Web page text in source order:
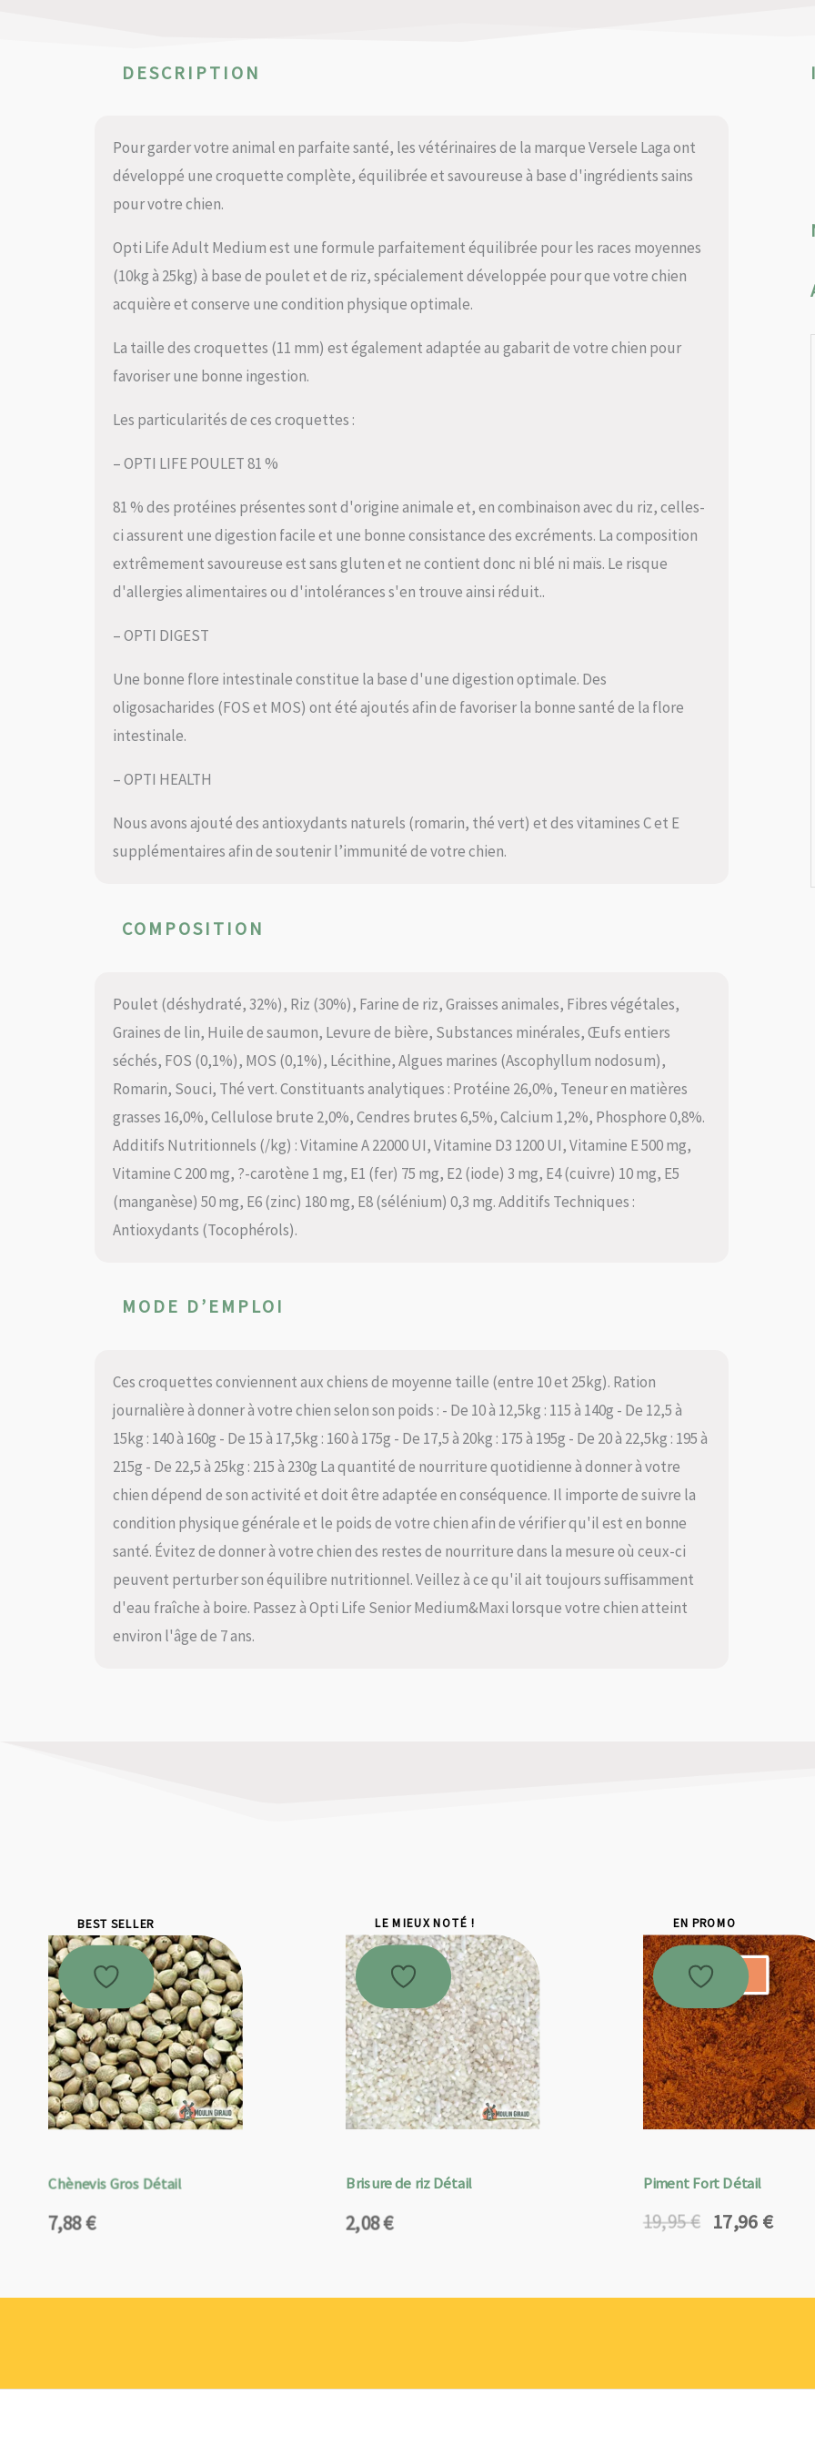
DESCRIPTION
Pour garder votre animal en parfaite santé, les vétérinaires de la marque Versele Laga ont
développé une croquette complète, équilibrée et savoureuse à base d'ingrédients sains
pour votre chien.
Opti Life Adult Medium est une formule parfaitement équilibrée pour les races moyennes
(10kg à 25kg) à base de poulet et de riz, spécialement développée pour que votre chien
acquière et conserve une condition physique optimale.
La taille des croquettes (11 mm) est également adaptée au gabarit de votre chien pour
favoriser une bonne ingestion.
Les particularités de ces croquettes :
– OPTI LIFE POULET 81 %
81 % des protéines présentes sont d'origine animale et, en combinaison avec du riz, celles-
ci assurent une digestion facile et une bonne consistance des excréments. La composition
extrêmement savoureuse est sans gluten et ne contient donc ni blé ni maïs. Le risque
d'allergies alimentaires ou d'intolérances s'en trouve ainsi réduit..
– OPTI DIGEST
Une bonne flore intestinale constitue la base d'une digestion optimale. Des
oligosacharides (FOS et MOS) ont été ajoutés afin de favoriser la bonne santé de la flore
intestinale.
– OPTI HEALTH
Nous avons ajouté des antioxydants naturels (romarin, thé vert) et des vitamines C et E
supplémentaires afin de soutenir l’immunité de votre chien.
COMPOSITION
Poulet (déshydraté, 32%), Riz (30%), Farine de riz, Graisses animales, Fibres végétales,
Graines de lin, Huile de saumon, Levure de bière, Substances minérales, Œufs entiers
séchés, FOS (0,1%), MOS (0,1%), Lécithine, Algues marines (Ascophyllum nodosum),
Romarin, Souci, Thé vert. Constituants analytiques : Protéine 26,0%, Teneur en matières
grasses 16,0%, Cellulose brute 2,0%, Cendres brutes 6,5%, Calcium 1,2%, Phosphore 0,8%.
Additifs Nutritionnels (/kg) : Vitamine A 22000 UI, Vitamine D3 1200 UI, Vitamine E 500 mg,
Vitamine C 200 mg, ?-carotène 1 mg, E1 (fer) 75 mg, E2 (iode) 3 mg, E4 (cuivre) 10 mg, E5
(manganèse) 50 mg, E6 (zinc) 180 mg, E8 (sélénium) 0,3 mg. Additifs Techniques :
Antioxydants (Tocophérols).
MODE D’EMPLOI
Ces croquettes conviennent aux chiens de moyenne taille (entre 10 et 25kg). Ration
journalière à donner à votre chien selon son poids : - De 10 à 12,5kg : 115 à 140g - De 12,5 à
15kg : 140 à 160g - De 15 à 17,5kg : 160 à 175g - De 17,5 à 20kg : 175 à 195g - De 20 à 22,5kg : 195 à
215g - De 22,5 à 25kg : 215 à 230g La quantité de nourriture quotidienne à donner à votre
chien dépend de son activité et doit être adaptée en conséquence. Il importe de suivre la
condition physique générale et le poids de votre chien afin de vérifier qu'il est en bonne
santé. Évitez de donner à votre chien des restes de nourriture dans la mesure où ceux-ci
peuvent perturber son équilibre nutritionnel. Veillez à ce qu'il ait toujours suffisamment
d'eau fraîche à boire. Passez à Opti Life Senior Medium&Maxi lorsque votre chien atteint
environ l'âge de 7 ans.
BEST SELLER
Chènevis Gros Détail
7,88€
LE MIEUX NOTÉ !
Brisure de riz Détail
2,08€
EN PROMO
Promo !
Piment Fort Détail
19,95€
Le
était :
17,96 €
Le
est :